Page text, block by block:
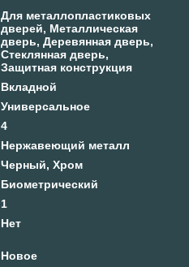
Для металлопластиковых
дверей, Металлическая
дверь, Деревянная дверь,
Стеклянная дверь,
Защитная конструкция
Вкладной
Универсальное
4
Нержавеющий металл
Черный, Хром
Биометрический
1
Нет
Новое